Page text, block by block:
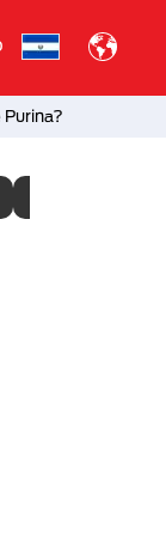
Purina?